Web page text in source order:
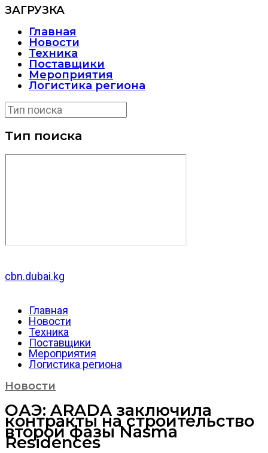
ЗАГРУЗКА
Главная
Новости
Техника
Поставщики
Мероприятия
Логистика региона
Тип поиска
cbn.dubai.kg
Главная
Новости
Техника
Поставщики
Мероприятия
Логистика региона
Новости
ОАЭ: ARADA заключила
контракты на строительство
второй фазы Nasma
Residences